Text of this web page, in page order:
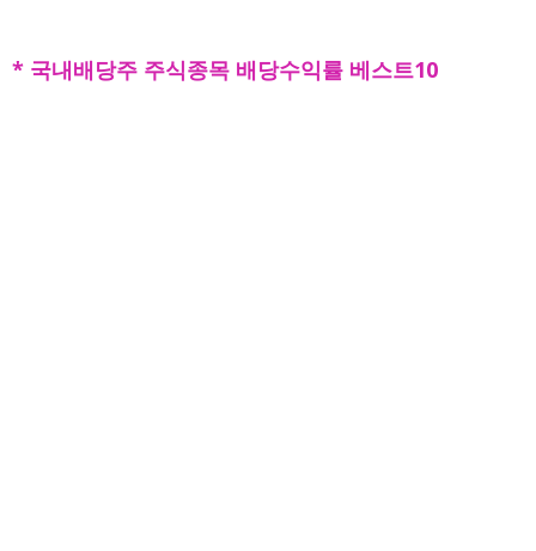
* 국내배당주 주식종목 배당수익률 베스트10